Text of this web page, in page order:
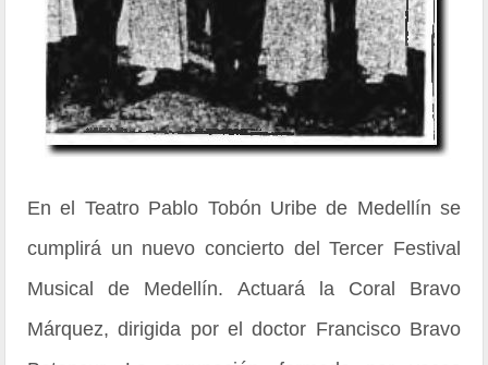
En el Teatro Pablo Tobón Uribe de Medellín se
cumplirá un nuevo concierto del Tercer Festival
Musical de Medellín. Actuará la Coral Bravo
Márquez, dirigida por el doctor Francisco Bravo